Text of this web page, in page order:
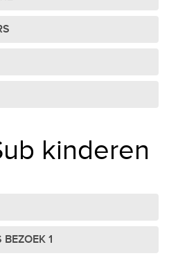
kinderen
1